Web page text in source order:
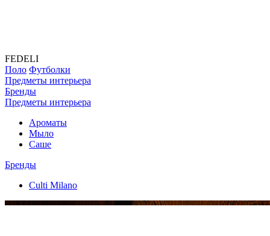
FEDELI
Поло Футболки
Предметы интерьера
Бренды
Предметы интерьера
Ароматы
Мыло
Саше
Бренды
Culti Milano